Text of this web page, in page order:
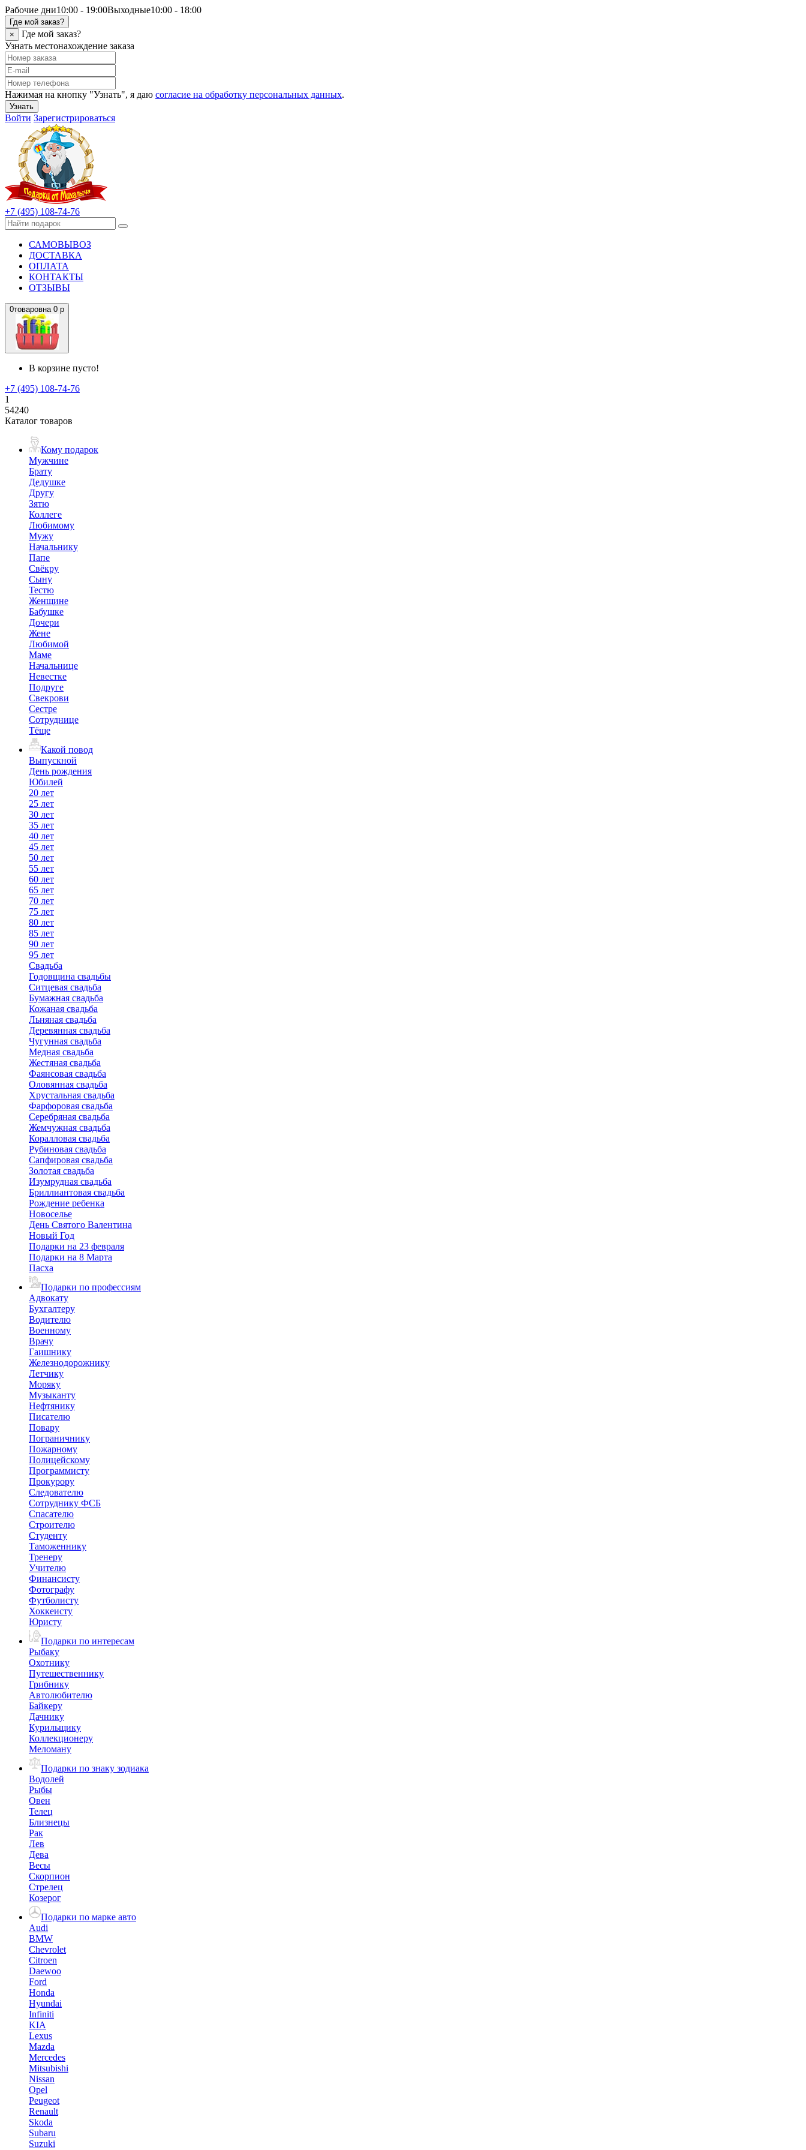
Рабочие дни10:00 - 19:00Выходные10:00 - 18:00
Где мой заказ?
×
Где мой заказ?
Узнать местонахождение заказа
Нажимая на кнопку "Узнать", я даю согласие на обработку персональных данных.
Узнать
Войти Зарегистрироваться
+7 (495) 108-74-76
САМОВЫВОЗ
ДОСТАВКА
ОПЛАТА
КОНТАКТЫ
ОТЗЫВЫ
0товаровна 0 р
В корзине пусто!
+7 (495) 108-74-76
1
54240
Каталог товаров
Кому подарок
Мужчине
Брату
Дедушке
Другу
Зятю
Коллеге
Любимому
Мужу
Начальнику
Папе
Свёкру
Сыну
Тестю
Женщине
Бабушке
Дочери
Жене
Любимой
Маме
Начальнице
Невестке
Подруге
Свекрови
Сестре
Сотруднице
Тёще
Какой повод
Выпускной
День рождения
Юбилей
20 лет
25 лет
30 лет
35 лет
40 лет
45 лет
50 лет
55 лет
60 лет
65 лет
70 лет
75 лет
80 лет
85 лет
90 лет
95 лет
Свадьба
Годовщина свадьбы
Ситцевая свадьба
Бумажная свадьба
Кожаная свадьба
Льняная свадьба
Деревянная свадьба
Чугунная свадьба
Медная свадьба
Жестяная свадьба
Фаянсовая свадьба
Оловянная свадьба
Хрустальная свадьба
Фарфоровая свадьба
Серебряная свадьба
Жемчужная свадьба
Коралловая свадьба
Рубиновая свадьба
Сапфировая свадьба
Золотая свадьба
Изумрудная свадьба
Бриллиантовая свадьба
Рождение ребенка
Новоселье
День Святого Валентина
Новый Год
Подарки на 23 февраля
Подарки на 8 Марта
Пасха
Подарки по профессиям
Адвокату
Бухгалтеру
Водителю
Военному
Врачу
Гаишнику
Железнодорожнику
Летчику
Моряку
Музыканту
Нефтянику
Писателю
Повару
Пограничнику
Пожарному
Полицейскому
Программисту
Прокурору
Следователю
Сотруднику ФСБ
Спасателю
Строителю
Студенту
Таможеннику
Тренеру
Учителю
Финансисту
Фотографу
Футболисту
Хоккеисту
Юристу
Подарки по интересам
Рыбаку
Охотнику
Путешественнику
Грибнику
Автолюбителю
Байкеру
Дачнику
Курильщику
Коллекционеру
Меломану
Подарки по знаку зодиака
Водолей
Рыбы
Овен
Телец
Близнецы
Рак
Лев
Дева
Весы
Скорпион
Стрелец
Козерог
Подарки по марке авто
Audi
BMW
Chevrolet
Citroen
Daewoo
Ford
Honda
Hyundai
Infiniti
KIA
Lexus
Mazda
Mercedes
Mitsubishi
Nissan
Opel
Peugeot
Renault
Skoda
Subaru
Suzuki